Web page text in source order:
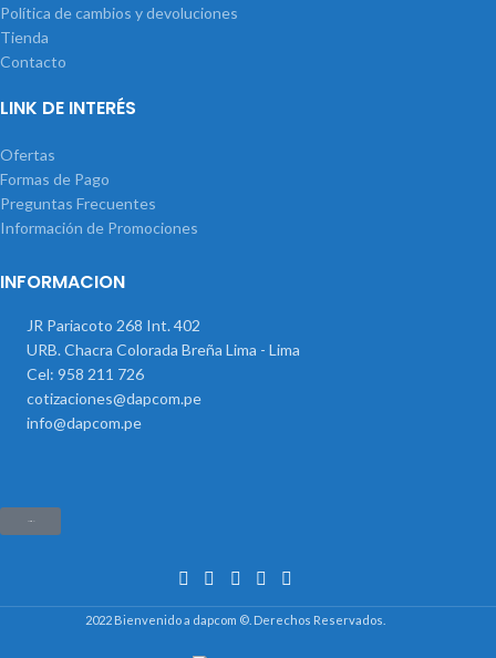
Política de cambios y devoluciones
Tienda
Contacto
LINK DE INTERÉS
Ofertas
Formas de Pago
Preguntas Frecuentes
Información de Promociones
INFORMACION
JR Pariacoto 268 Int. 402
URB. Chacra Colorada Breña Lima - Lima
Cel: 958 211 726
cotizaciones@dapcom.pe
info@dapcom.pe
2022 Bienvenido a dapcom ©. Derechos Reservados.